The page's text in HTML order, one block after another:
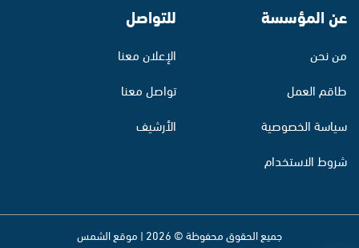
عن المؤسسة
من نحن
طاقم العمل
سياسة الخصوصية
شروط الاستخدام
للتواصل
الإعلان معنا
تواصل معنا
الأرشيف
جميع الحقوق محفوظة © 2026 | موقع الشمس